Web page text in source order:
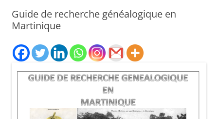
Guide de recherche généalogique en
Martinique